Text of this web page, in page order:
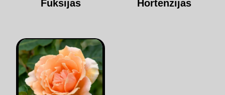
Fuksijas Hortenzijas